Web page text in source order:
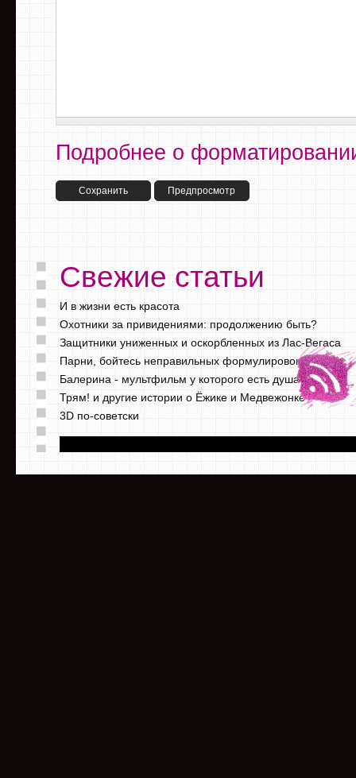
Подробнее о
Свежие статьи
И в жизни есть красота
Охотники за привидениями: продолжению быть?
Защитники униженных и оскорбленных из Лас-Вегаса
Парни, бойтесь неправильных формулировок
Балерина - мультфильм у которого есть душа
Трям! и другие истории о Ёжике и Медвежонке
3D по-советски